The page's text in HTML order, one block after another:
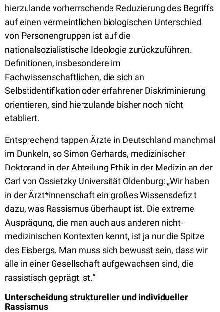
hierzulande vorherrschende Reduzierung des Begriffs
auf einen vermeintlichen biologischen Unterschied
von Personengruppen ist auf die
nationalsozialistische Ideologie zurückzuführen.
Definitionen, insbesondere im
Fachwissenschaftlichen, die sich an
Selbstidentifikation oder erfahrener Diskriminierung
orientieren, sind hierzulande bisher noch nicht
etabliert.
Entsprechend tappen Ärzte in Deutschland manchmal
im Dunkeln, so Simon Gerhards, medizinischer
Doktorand in der Abteilung Ethik in der Medizin an der
Carl von Ossietzky Universität Oldenburg: „Wir haben
in der Ärzt*innenschaft ein großes Wissensdefizit
dazu, was Rassismus überhaupt ist. Die extreme
Ausprägung, die man auch aus anderen nicht-
medizinischen Kontexten kennt, ist ja nur die Spitze
des Eisbergs. Man muss sich bewusst sein, dass wir
alle in einer Gesellschaft aufgewachsen sind, die
rassistisch geprägt ist.“
Unterscheidung struktureller und individueller
Rassismus